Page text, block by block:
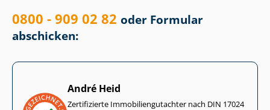
0800 - 909 02 82 oder Formular
abschicken:
André Heid
Zertifizierte Im­mo­bi­li­en­gut­ach­ter nach DIN 17024